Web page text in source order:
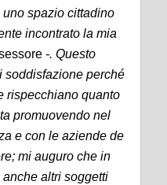
spazio cittadino
incontrato la mia
-. Questo
soddisfazione perché
rispecchiano quanto
promuovendo nel
e con le aziende de
mi auguro che in
altri soggetti